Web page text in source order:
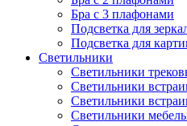
Бра с 3 плафонами
Подсветка для
Подсветка для
Светильники
Светильники
Светильники
Светильники
Светильники